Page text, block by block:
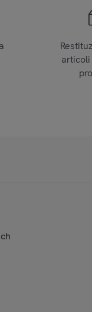
articoli